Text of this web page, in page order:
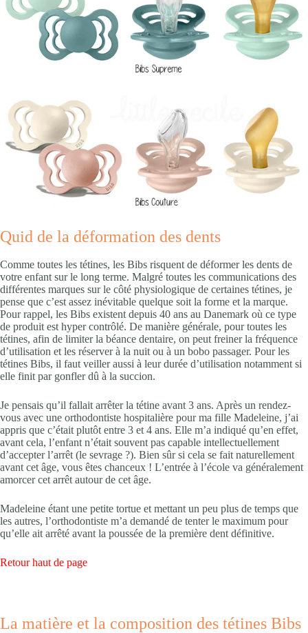
Quid de la déformation des dents
Comme toutes les tétines, les Bibs risquent de déformer les dents de
votre enfant sur le long terme. Malgré toutes les communications des
différentes marques sur le côté physiologique de certaines tétines, je
pense que c’est assez inévitable quelque soit la forme et la marque.
Pour rappel, les Bibs existent depuis 40 ans au Danemark où ce type
de produit est hyper contrôlé. De manière générale, pour toutes les
tétines, afin de limiter la béance dentaire, on peut freiner la fréquence
d’utilisation et les réserver à la nuit ou à un bobo passager. Pour les
tétines Bibs, il faut veiller aussi à leur durée d’utilisation notamment si
elle finit par gonfler dû à la succion.
Je pensais qu’il fallait arrêter la tétine avant 3 ans. Après un rendez-
vous avec une orthodontiste hospitalière pour ma fille Madeleine, j’ai
appris que c’était plutôt entre 3 et 4 ans. Elle m’a indiqué qu’en effet,
avant cela, l’enfant n’était souvent pas capable intellectuellement
d’accepter l’arrêt (le sevrage ?). Bien sûr si cela se fait naturellement
avant cet âge, vous êtes chanceux ! L’entrée à l’école va généralement
amorcer cet arrêt autour de cet âge.
Madeleine étant une petite tortue et mettant un peu plus de temps que
les autres, l’orthodontiste m’a demandé de tenter le maximum pour
qu’elle ait arrêté avant la poussée de la première dent définitive.
Retour haut de page
La matière et la composition des tétines Bibs